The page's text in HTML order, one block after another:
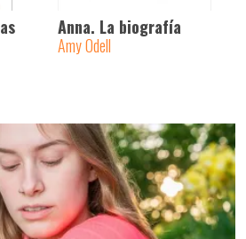
Anna. La biografía
Amy Odell